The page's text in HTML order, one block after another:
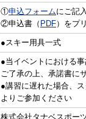
①申込フォームにご記
②申込書（ PDF）をプ
●スキー用具一式
●当イベントにおける
ご了承の上、承諾書に
●講習に遅れた場合、
よりご参加ください
株式会社タナベスポー